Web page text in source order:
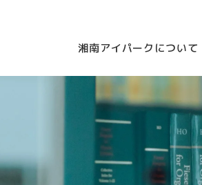
湘南アイパークについて